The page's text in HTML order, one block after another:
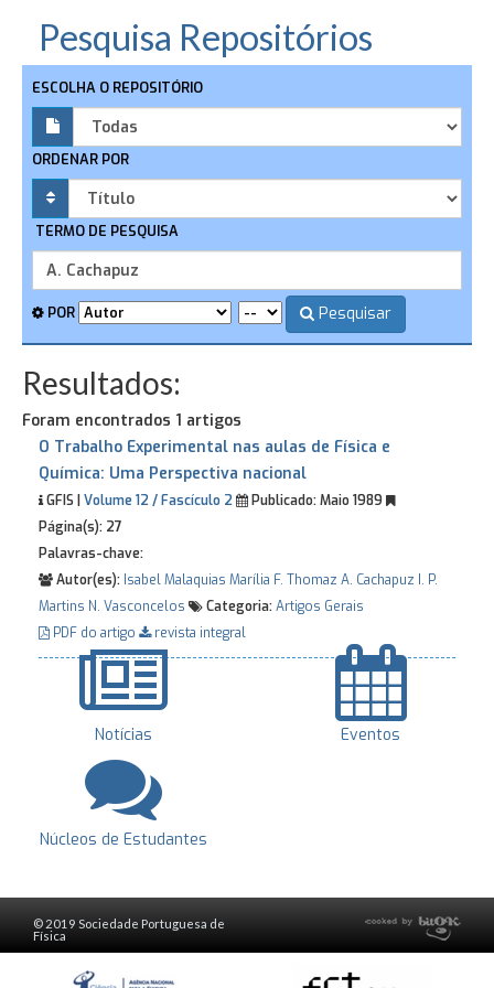
Pesquisa Repositórios
ESCOLHA O REPOSITÓRIO
ORDENAR POR
TERMO DE PESQUISA
POR Pesquisar
Resultados:
Foram encontrados 1 artigos
O Trabalho Experimental nas aulas de Física e
Química: Uma Perspectiva nacional
GFIS | Volume 12 / Fascículo 2 Publicado:Maio 1989
Página(s): 27
Palavras-chave:
Autor(es): Isabel Malaquias Marília F. Thomaz A. Cachapuz I. P.
Martins N. Vasconcelos Categoria:Artigos Gerais
PDF do artigo
revista integral
Notícias Eventos
Núcleos de Estudantes
© 2019 Sociedade Portuguesa de
Física